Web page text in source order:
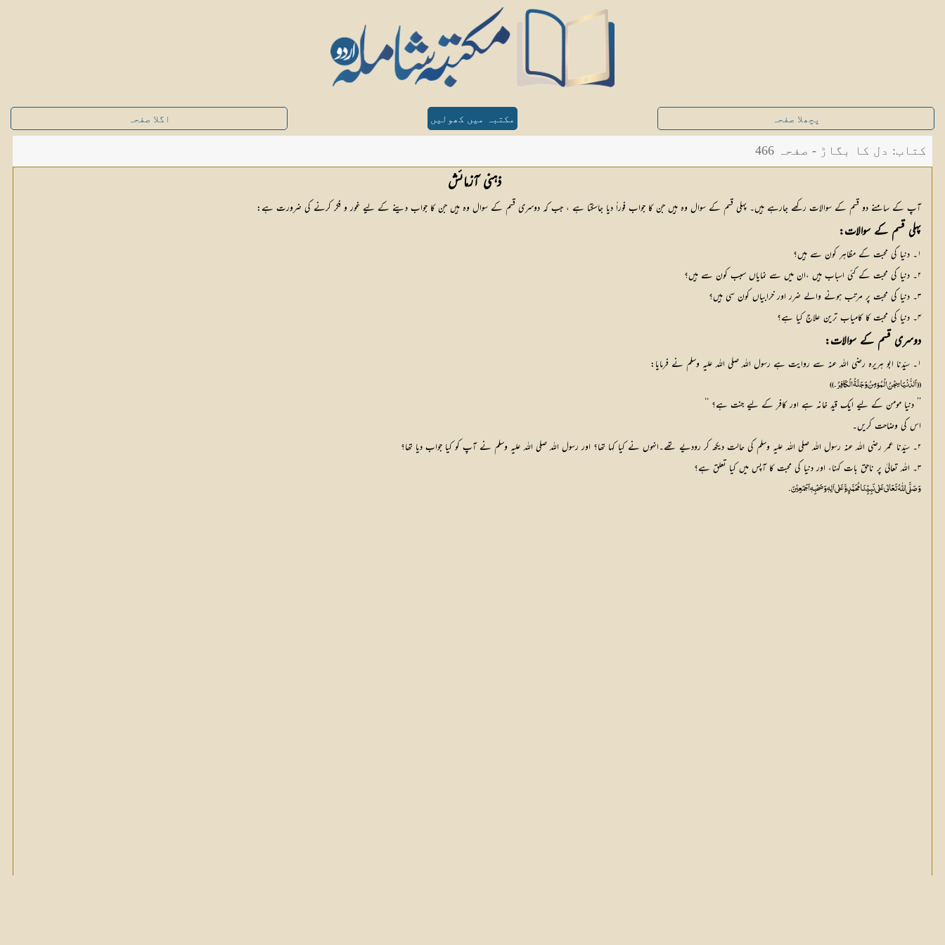
پچھلا صفحہ مکتبہ میں کھولیں اگلا صفحہ
کتاب: دل کا بگاڑ - صفحہ 466
ذہنی آزمائش
آپ کے سامنے دو قسم کے سوالات رکھے جارہے ہیں۔ پہلی قسم کے سوال وہ ہیں جن کا جواب فوراً دیا جاسکتا ہے ، جب کہ دوسری قسم کے سوال وہ ہیں جن کا جواب دینے کے لیے غور و فکر کرنے کی ضرورت ہے:
پہلی قسم کے سوالات:
۱۔ دنیا کی محبت کے مظاہر کون سے ہیں؟
۲۔ دنیا کی محبت کے کئی اسباب ہیں ،ان میں سے نمایاں سبب کون سے ہیں؟
۳۔ دنیا کی محبت پر مرتب ہونے والے ضرر اور خرابیاں کون سی ہیں؟
۴۔ دنیا کی محبت کا کامیاب ترین علاج کیا ہے؟
دوسری قسم کے سوالات:
۱۔ سیّدنا ابو ہریرہ رضی اللہ عنہ سے روایت ہے رسول اللہ صلی اللہ علیہ وسلم نے فرمایا:
(( اَلدُّنْیَا سِجْنُ الْمُؤمِنُ وَجَنَّۃُ الْکَافِرُ۔))
’’ دنیا مومن کے لیے ایک قید خانہ ہے اور کافر کے لیے جنت ہے؟ ‘‘
اس کی وضاحت کریں۔
۲۔ سیّدنا عمر رضی اللہ عنہ رسول اللہ صلی اللہ علیہ وسلم کی حالت دیکھ کر رودیے تھے۔انہوں نے کیا کہا تھا؟ اور رسول اللہ صلی اللہ علیہ وسلم نے آپ کو کیا جواب دیا تھا؟
۳۔ اللہ تعالیٰ پر ناحق بات کہنا، اور دنیا کی محبت کا آپس میں کیا تعلق ہے؟
وَصَلَّی اللّٰہُ تَعَالٰی عَلٰی نَبِیِّنَا مُحَمَّدٍ وَّ عَلٰی آلِہٖ وَصَحْبِہٖ اَجْمَعِیْنَ۔